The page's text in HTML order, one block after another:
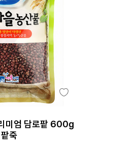
미엄 담로팥 600g
죽